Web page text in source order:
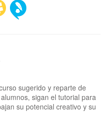
sugerido y reparte de
sigan el tutorial para
su potencial creativo y su